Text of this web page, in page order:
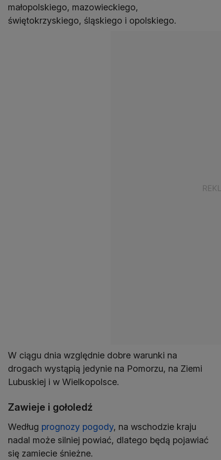
małopolskiego, mazowieckiego,
świętokrzyskiego, śląskiego i opolskiego.
W ciągu dnia względnie dobre warunki na
drogach wystąpią jedynie na Pomorzu, na Ziemi
Lubuskiej i w Wielkopolsce.
Zawieje i gołoledź
Według prognozy pogody, na wschodzie kraju
nadal może silniej powiać, dlatego będą pojawiać
się zamiecie śnieżne.